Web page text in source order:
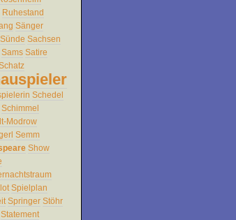
Ruhestand
Sänger
Sünde Sachsen
Sams Satire
Schedel
Schimmel
Modrow
Semm
Show
Spielplan
Springer Stöhr
Statement